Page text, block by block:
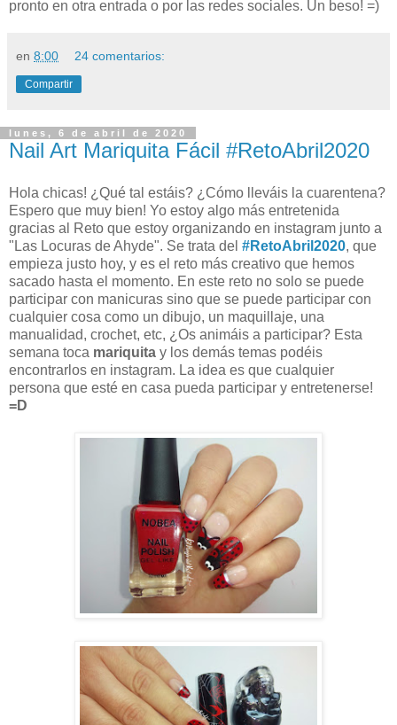
pronto en otra entrada o por las redes sociales. Un beso! =)
en 8:00 24 comentarios:
Compartir
lunes, 6 de abril de 2020
Nail Art Mariquita Fácil #RetoAbril2020
Hola chicas! ¿Qué tal estáis? ¿Cómo lleváis la cuarentena?
Espero que muy bien! Yo estoy algo más entretenida
gracias al Reto que estoy organizando en instagram junto a
"Las Locuras de Ahyde". Se trata del #RetoAbril2020, que
empieza justo hoy, y es el reto más creativo que hemos
sacado hasta el momento. En este reto no solo se puede
participar con manicuras sino que se puede participar con
cualquier cosa como un dibujo, un maquillaje, una
manualidad, crochet, etc, ¿Os animáis a participar? Esta
semana toca mariquita y los demás temas podéis
encontrarlos en instagram. La idea es que cualquier
persona que esté en casa pueda participar y entretenerse!
=D